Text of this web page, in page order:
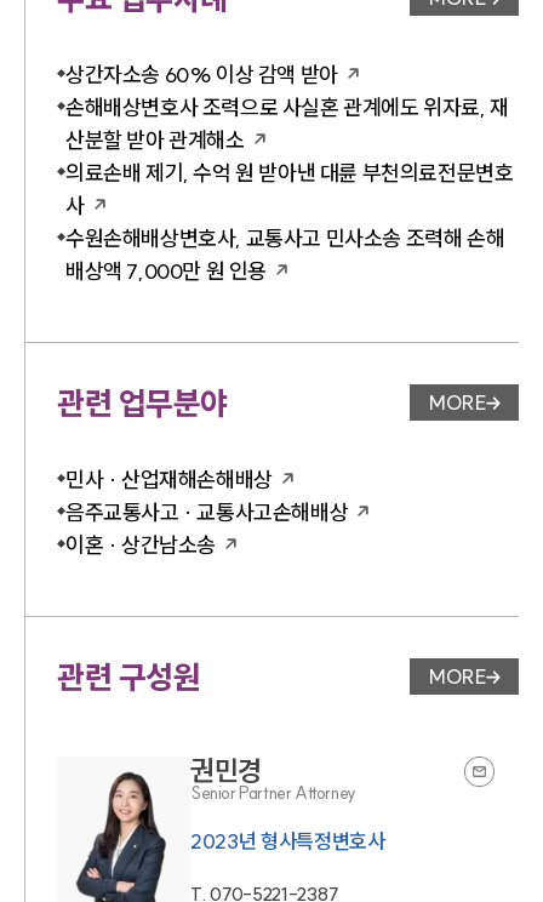
업무사례
상간자소송 60% 이상 감액 받아
손해배상변호사 조력으로 사실혼 관계에도 위자료, 재
산분할 받아 관계해소
의료손배 제기, 수억 원 받아낸 대륜 부천의료전문변호
사
수원손해배상변호사, 교통사고 민사소송 조력해 손해
배상액 7,000만 원 인용
관련 업무분야 업무분야
MORE
민사 · 산업재해손해배상
음주교통사고 · 교통사고손해배상
이혼 · 상간남소송
관련 구성원 변호사 페
MORE
권민경
Senior Partner Attorney
2023년 형사특정변호사
T.070-5221-2387